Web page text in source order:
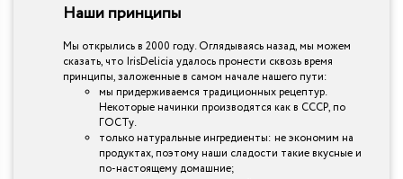
Наши принципы
Мы открылись в 2000 году. Оглядываясь назад, мы можем
сказать, что IrisDelicia удалось пронести сквозь время
принципы, заложенные в самом начале нашего пути:
мы придерживаемся традиционных рецептур.
Некоторые начинки производятся как в СССР, по
ГОСТу.
только натуральные ингредиенты: не экономим на
продуктах, поэтому наши сладости такие вкусные и
по-настоящему домашние;